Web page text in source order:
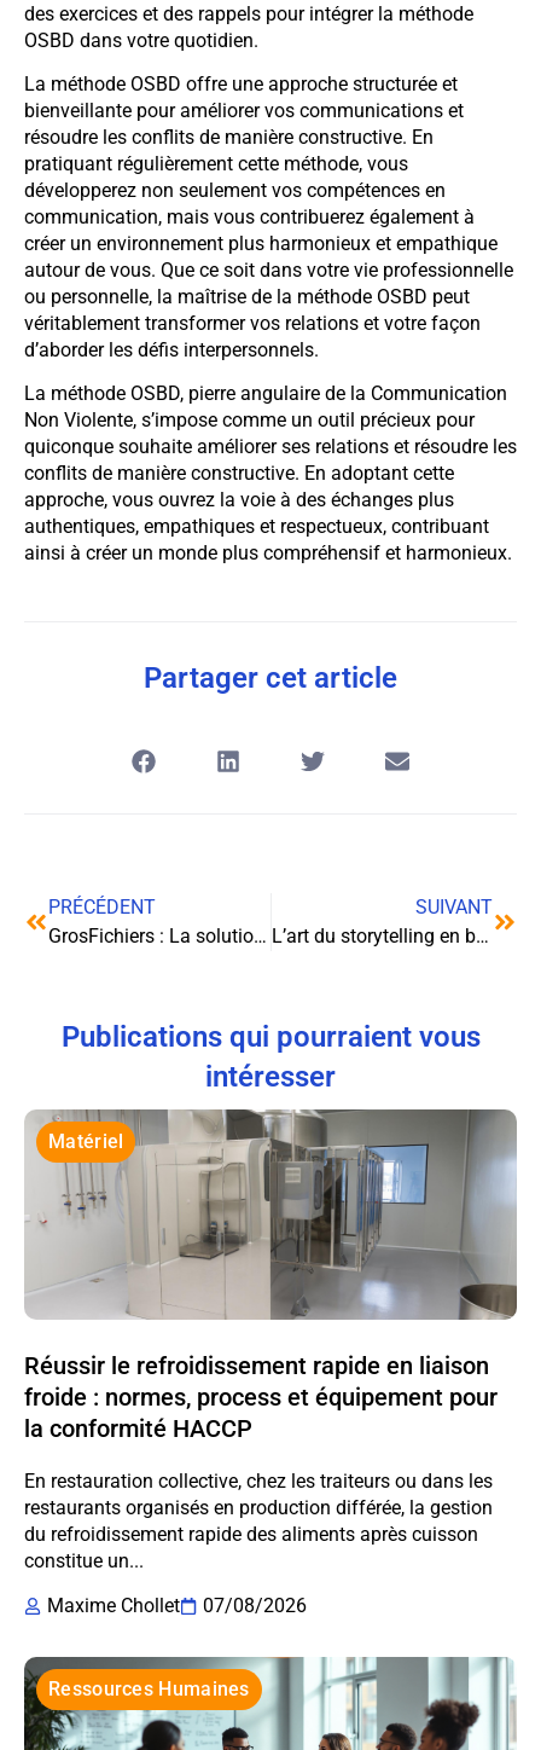
des exercices et des rappels pour intégrer la méthode
OSBD dans votre quotidien.
La méthode OSBD offre une approche structurée et
bienveillante pour améliorer vos communications et
résoudre les conflits de manière constructive. En
pratiquant régulièrement cette méthode, vous
développerez non seulement vos compétences en
communication, mais vous contribuerez également à
créer un environnement plus harmonieux et empathique
autour de vous. Que ce soit dans votre vie professionnelle
ou personnelle, la maîtrise de la méthode OSBD peut
véritablement transformer vos relations et votre façon
d’aborder les défis interpersonnels.
La méthode OSBD, pierre angulaire de la Communication
Non Violente, s’impose comme un outil précieux pour
quiconque souhaite améliorer ses relations et résoudre les
conflits de manière constructive. En adoptant cette
approche, vous ouvrez la voie à des échanges plus
authentiques, empathiques et respectueux, contribuant
ainsi à créer un monde plus compréhensif et harmonieux.
Partager cet article
PRÉCÉDENT
GrosFichiers : La solution suisse pour envoyer vos fichiers volumineux
SUIVANT
L’art du storytelling en business : captivez votre audience et boostez vos résultats
Publications qui pourraient vous
intéresser
Matériel
Réussir le refroidissement rapide en liaison
froide : normes, process et équipement pour
la conformité HACCP
En restauration collective, chez les traiteurs ou dans les
restaurants organisés en production différée, la gestion
du refroidissement rapide des aliments après cuisson
constitue un...
Maxime Chollet
07/08/2026
Ressources Humaines